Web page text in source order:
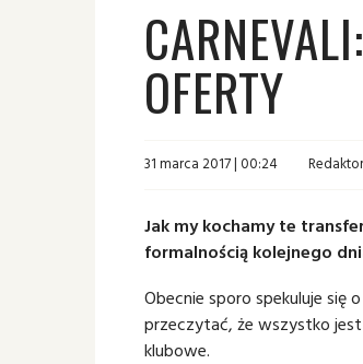
OFERTY
31 marca 2017 | 00:24
Jak my kochamy te
formalnością kolejnego
Obecnie sporo spekuluje się
przeczytać, że wszystko
klubowe.